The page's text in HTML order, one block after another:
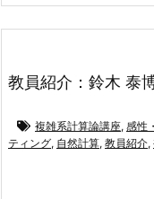
教員紹介：鈴木 泰
複雑系計算論講座, 感性
ティング, 自然計算, 教員紹介,